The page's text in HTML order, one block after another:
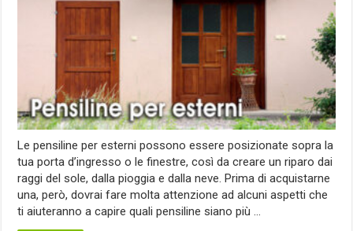
Le pensiline per esterni possono essere posizionate sopra la
tua porta d’ingresso o le finestre, così da creare un riparo dai
raggi del sole, dalla pioggia e dalla neve. Prima di acquistarne
una, però, dovrai fare molta attenzione ad alcuni aspetti che
ti aiuteranno a capire quali pensiline siano più …